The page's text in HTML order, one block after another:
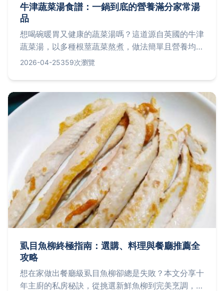
牛津蔬菜湯食譜：一鍋到底的營養滿分家常湯
品
想喝碗暖胃又健康的蔬菜湯嗎？這道源自英國的牛津
蔬菜湯，以多種根莖蔬菜熬煮，做法簡單且營養均
衡。本文分享從備料到燉煮的完整食譜、食材挑選秘
2026-04-25359次瀏覽
虱目魚柳終極指南：選購、料理與餐廳推薦全
攻略
想在家做出餐廳級虱目魚柳卻總是失敗？本文分享十
年主廚的私房秘訣，從挑選新鮮魚柳到完美烹調，還